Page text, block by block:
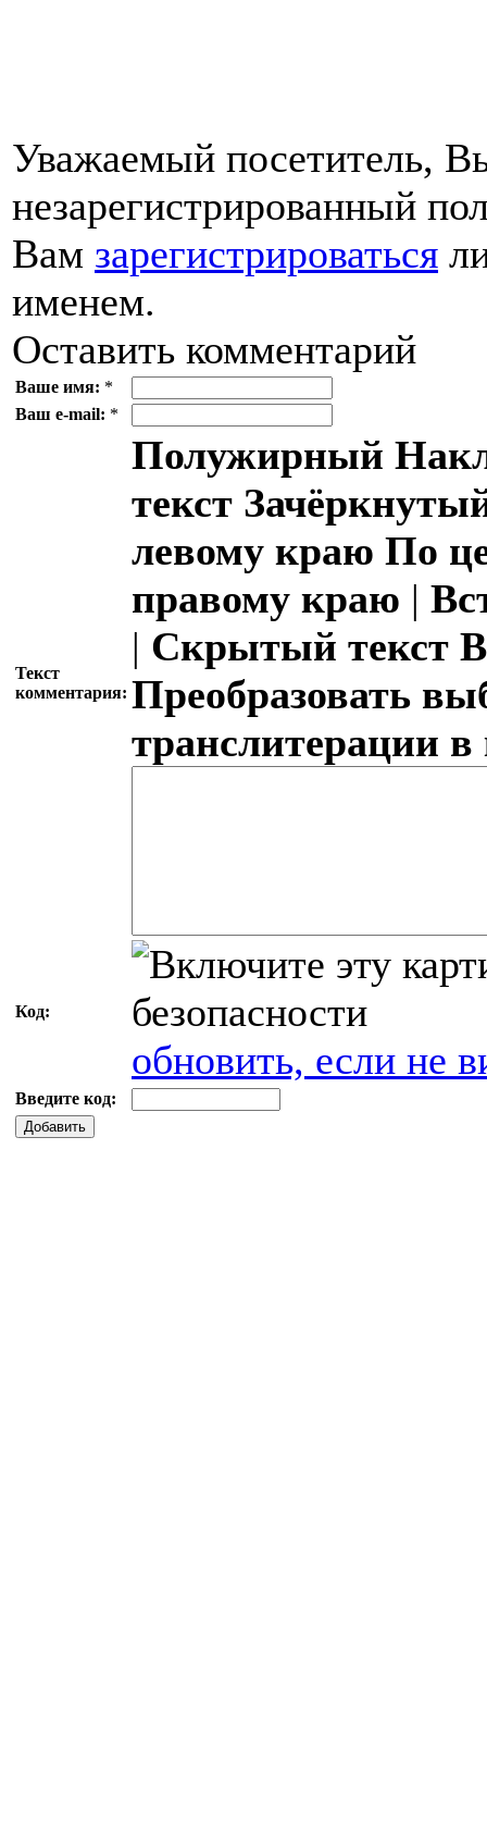
Уважаемый посетитель,
незарегистрированный
Вам зарегистрироваться
именем.
Оставить комментарий
Ваше имя: *
Ваш e-mail: *
Текст
комментария:
Полужирный
текст
левому краю По
правому краю |
| Скрытый текст
Преобразовать
транслитерации
Код:
обновить, если не
Введите код:
Добавить